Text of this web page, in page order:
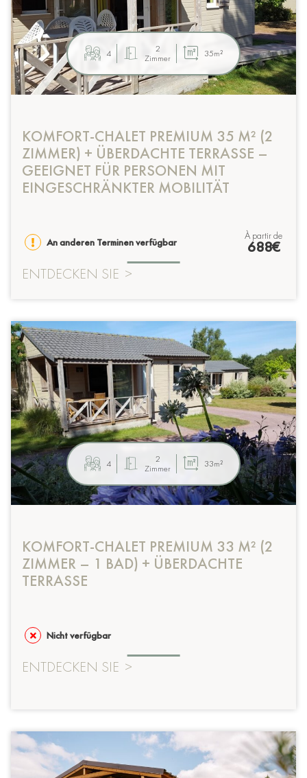
4
2
Zimmer
33m²
KOMFORT-CHALET PREMIUM 33 M² (2
ZIMMER – 1 BAD) + ÜBERDACHTE
TERRASSE
Nicht verfügbar
ENTDECKEN SIE >
4
2
Zimmer
35m²
KOMFORT-CHALET PREMIUM 35 M² (2
ZIMMER) + ÜBERDACHTE TERRASSE –
GEEIGNET FÜR PERSONEN MIT
EINGESCHRÄNKTER MOBILITÄT
An anderen Terminen verfügbar
à partir de
688€
ENTDECKEN SIE >